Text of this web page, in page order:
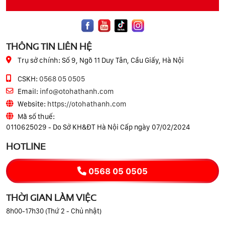
THÔNG TIN LIÊN HỆ
Trụ sở chính: Số 9, Ngõ 11 Duy Tân, Cầu Giấy, Hà Nội
CSKH: 0568 05 0505
Email: info@otohathanh.com
Website: https://otohathanh.com
Mã số thuế:
0110625029 - Do Sở KH&ĐT Hà Nội Cấp ngày 07/02/2024
HOTLINE
0568 05 0505
THỜI GIAN LÀM VIỆC
8h00-17h30 (Thứ 2 - Chủ nhật)